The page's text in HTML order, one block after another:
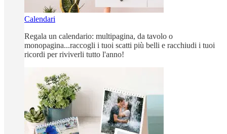
Calendari
Regala un calendario: multipagina, da tavolo o
monopagina...raccogli i tuoi scatti più belli e racchiudi i tuoi
ricordi per riviverli tutto l'anno!